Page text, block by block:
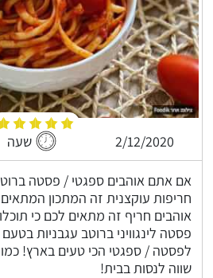
2/12/2020 שעה
אם אתם אוהבים ספגטי / פסטה
חריפות עוקצנית זה המתכון
אוהבים חריף זה מתאים לכם כי
פסטה לינגוויני ברוטב עגבניות
לפסטה / ספגטי הכי טעים בארץ!
שווה לנסות בבית!